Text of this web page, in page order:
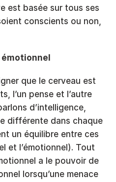
est basée sur tous ses
conscients ou non,
que le cerveau est
l’un pense et l’autre
d’intelligence,
différente dans chaque
un équilibre entre ces
et l’émotionnel). Tout
a le pouvoir de
lorsqu’une menace